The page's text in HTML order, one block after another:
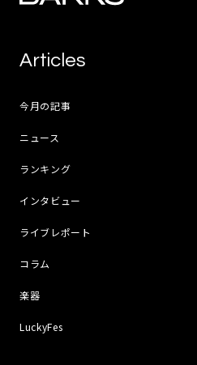
Articles
今月の記事
ニュース
ランキング
インタビュー
ライブレポート
コラム
楽器
LuckyFes